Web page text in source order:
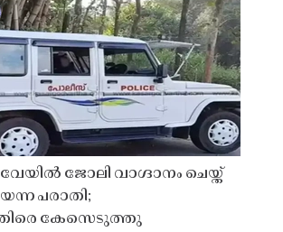
ജോലി വാഗ്ദാനം ചെയ്ത്
പരാതി;
കേസെടുത്തു